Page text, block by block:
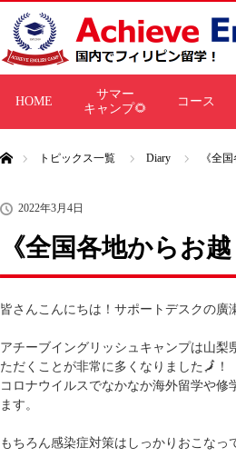
HOME
サマー
キャンプ🌻
コース
トピックス一覧
Diary 《全
2022年3月4日
《全国各地からお
皆さんこんにちは！サポートデスクの廣
アチーブイングリッシュキャンプは山
ただくことが非常に多くなりました🗾！
コロナウイルスでなかなか海外留学や
ます。
もちろん感染症対策はしっかりおこな